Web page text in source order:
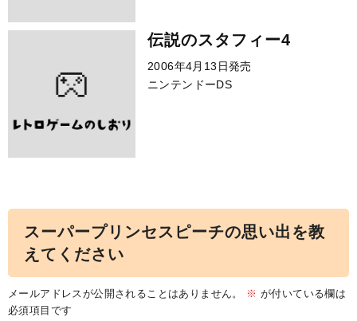
伝説のスタフィー4
2006年4月13日発売
ニンテンドーDS
スーパープリンセスピーチの思い出を教
えてください
メールアドレスが公開されることはありません。 ※ が付いている欄は
必須項目です